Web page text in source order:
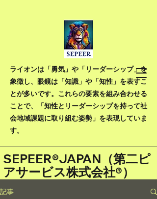
ライオンは「勇気」や「リーダーシップ」を
象徴し、眼鏡は「知識」や「知性」を表すこ
とが多いです。これらの要素を組み合わせる
ことで、「知性とリーダーシップを持って社
会地域課題に取り組む姿勢」を表現していま
す。
SEPEER®JAPAN（第二ピ
アサービス株式会社®）
記事